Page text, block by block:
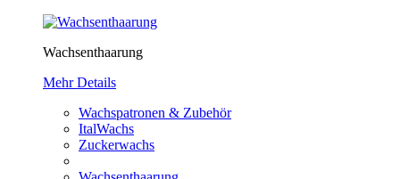
Wachsenthaarung
Mehr Details
Wachspatronen & Zubehör
ItalWachs
Zuckerwachs